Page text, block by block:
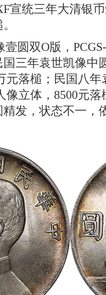
宣统三年大清银
壹圆双O版，
三年袁世凯像中
元落槌；民国八年
立体，8500元落
发，状态不一，